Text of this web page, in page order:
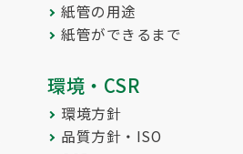
紙管の用途
紙管ができるまで
環境・CSR
環境方針
品質方針・ISO